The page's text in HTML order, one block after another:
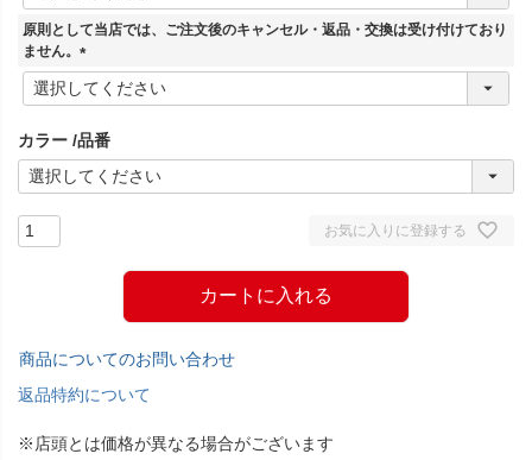
須
原則として当店では、ご注文後のキャンセル・返品・交換は受け付けており
ません。
(
必
)
カラー 品番
お気に入りに登録する
カートに入れる
商品についてのお問い合わせ
返品特約について
※店頭とは価格が異なる場合がございます